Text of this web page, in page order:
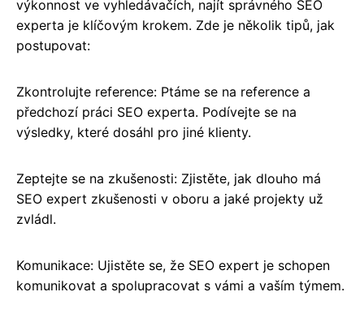
výkonnost ve vyhledávačích, najít správného SEO
experta je klíčovým krokem. Zde je několik tipů, jak
postupovat:
Zkontrolujte reference: Ptáme se na reference a
předchozí práci SEO experta. Podívejte se na
výsledky, které dosáhl pro jiné klienty.
Zeptejte se na zkušenosti: Zjistěte, jak dlouho má
SEO expert zkušenosti v oboru a jaké projekty už
zvládl.
Komunikace: Ujistěte se, že SEO expert je schopen
komunikovat a spolupracovat s vámi a vaším týmem.